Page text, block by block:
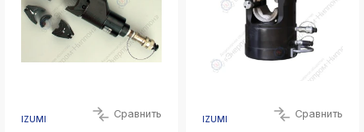
IZUMI Сравнить IZUMI Сравнить